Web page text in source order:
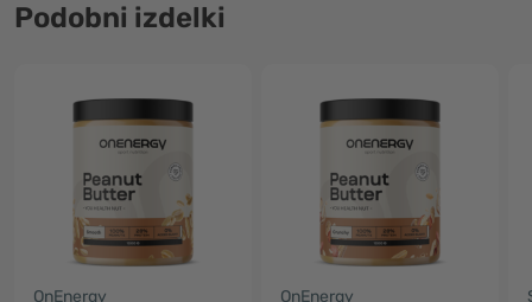
Podobni izdelki
OnEnergy OnEnergy